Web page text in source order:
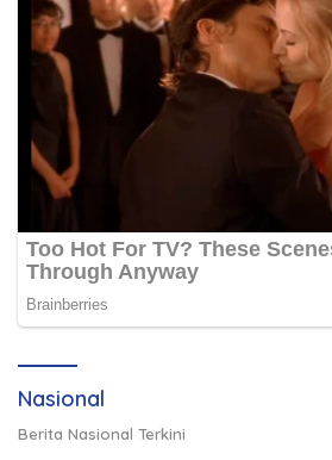
Nasional
Berita Nasional Terkini